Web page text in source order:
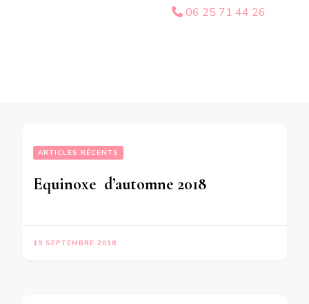
06 25 71 44 26
ARTICLES RÉCENTS
Equinoxe  d’automne 2018
19 SEPTEMBRE 2018